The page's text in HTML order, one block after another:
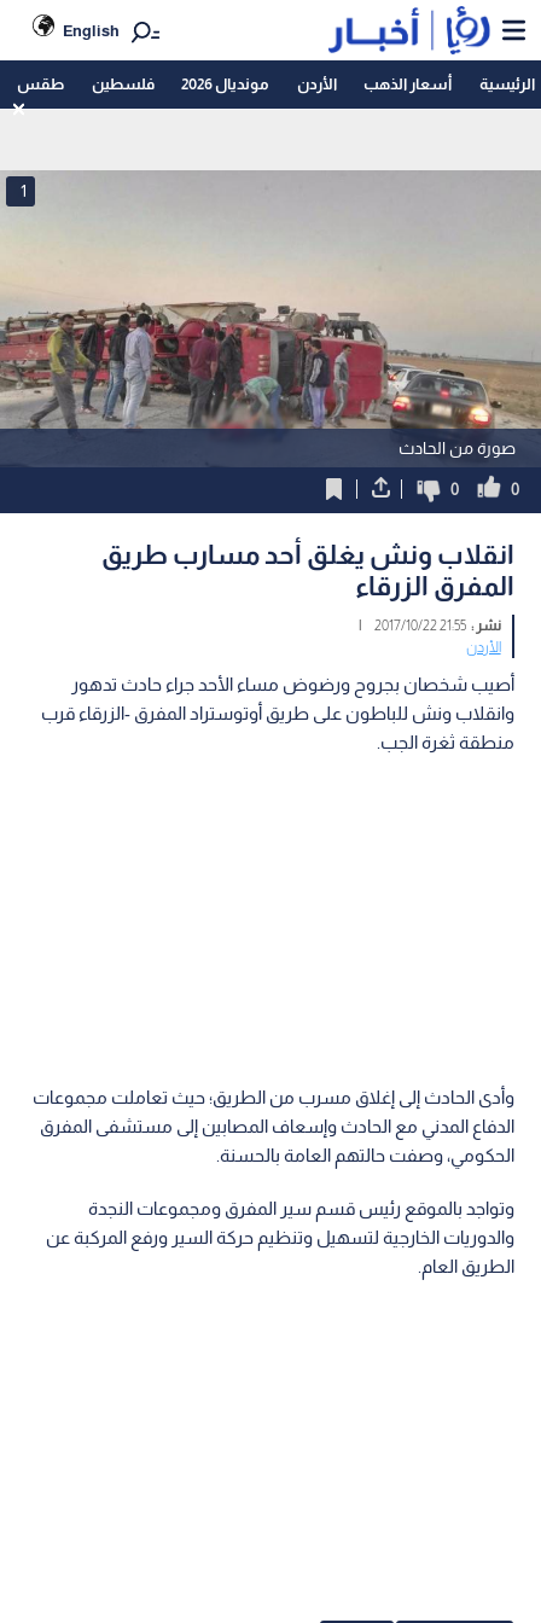
English
الرئيسية أسعار الذهب الأردن مونديال 2026 فلسطين طقس
صورة من الحادث
1
0
0
انقلاب ونش يغلق أحد مسارب طريق
المفرق الزرقاء
نشر :21:55 2017/10/22
|
الأردن
أصيب شخصان بجروح ورضوض مساء الأحد جراء حادث تدهور
وانقلاب ونش للباطون على طريق أوتوستراد المفرق -الزرقاء قرب
منطقة ثغرة الجب.
وأدى الحادث إلى إغلاق مسرب من الطريق؛ حيث تعاملت مجموعات
الدفاع المدني مع الحادث وإسعاف المصابين إلى مستشفى المفرق
الحكومي، وصفت حالتهم العامة بالحسنة.
وتواجد بالموقع رئيس قسم سير المفرق ومجموعات النجدة
والدوريات الخارجية لتسهيل وتنظيم حركة السير ورفع المركبة عن
الطريق العام.